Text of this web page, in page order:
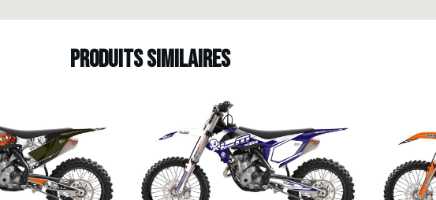
Produits similaires